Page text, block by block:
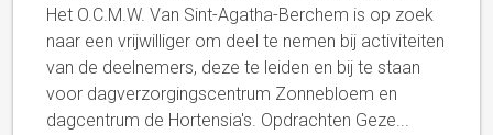
Het O.C.M.W. Van Sint-Agatha-Berchem is op zoek
naar een vrijwilliger om deel te nemen bij activiteiten
van de deelnemers, deze te leiden en bij te staan ​​
voor dagverzorgingscentrum Zonnebloem en
dagcentrum de Hortensia's. Opdrachten Geze...